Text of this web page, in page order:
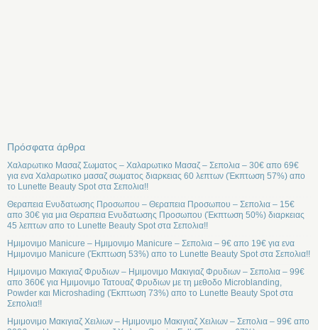
Πρόσφατα άρθρα
Χαλαρωτικο Μασαζ Σωματος – Χαλαρωτικο Μασαζ – Σεπολια – 30€ απο 69€
για ενα Χαλαρωτικο μασαζ σωματος διαρκειας 60 λεπτων (Έκπτωση 57%) απο
το Lunette Beauty Spot στα Σεπολια!!
Θεραπεια Ενυδατωσης Προσωπου – Θεραπεια Προσωπου – Σεπολια – 15€
απο 30€ για μια Θεραπεια Ενυδατωσης Προσωπου (Έκπτωση 50%) διαρκειας
45 λεπτων απο το Lunette Beauty Spot στα Σεπολια!!
Ημιμονιμο Manicure – Ημιμονιμο Manicure – Σεπολια – 9€ απο 19€ για ενα
Ημιμονιμο Manicure (Έκπτωση 53%) απο το Lunette Beauty Spot στα Σεπολια!!
Ημιμονιμο Μακιγιαζ Φρυδιων – Ημιμονιμο Μακιγιαζ Φρυδιων – Σεπολια – 99€
απο 360€ για Ημιμονιμο Τατουαζ Φρυδιων με τη μεθοδο Microblanding,
Powder και Microshading (Έκπτωση 73%) απο το Lunette Beauty Spot στα
Σεπολια!!
Ημιμονιμο Μακιγιαζ Χειλιων – Ημιμονιμο Μακιγιαζ Χειλιων – Σεπολια – 99€ απο